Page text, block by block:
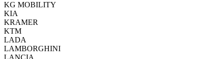
KG MOBILITY
KIA
KRAMER
KTM
LADA
LAMBORGHINI
LANCIA